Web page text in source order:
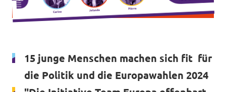
15 junge Menschen machen sich fit für
die Politik und die Europawahlen 2024